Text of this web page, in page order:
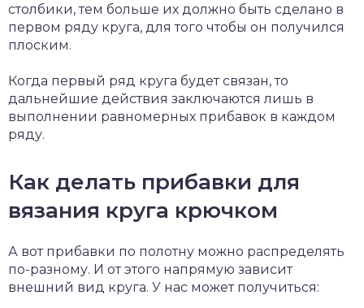
столбики, тем больше их должно быть сделано в
первом ряду круга, для того чтобы он получился
плоским.
Когда первый ряд круга будет связан, то
дальнейшие действия заключаются лишь в
выполнении равномерных прибавок в каждом
ряду.
Как делать прибавки для
вязания круга крючком
А вот прибавки по полотну можно распределять
по-разному. И от этого напрямую зависит
внешний вид круга. У нас может получиться: